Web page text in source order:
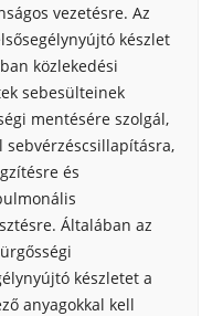
vezetésre. Az
készlet
közlekedési
sebesülteinek
mentésére szolgál,
sebvérzéscsillapításra,
és
Általában az
készletet a
anyagokkal kell